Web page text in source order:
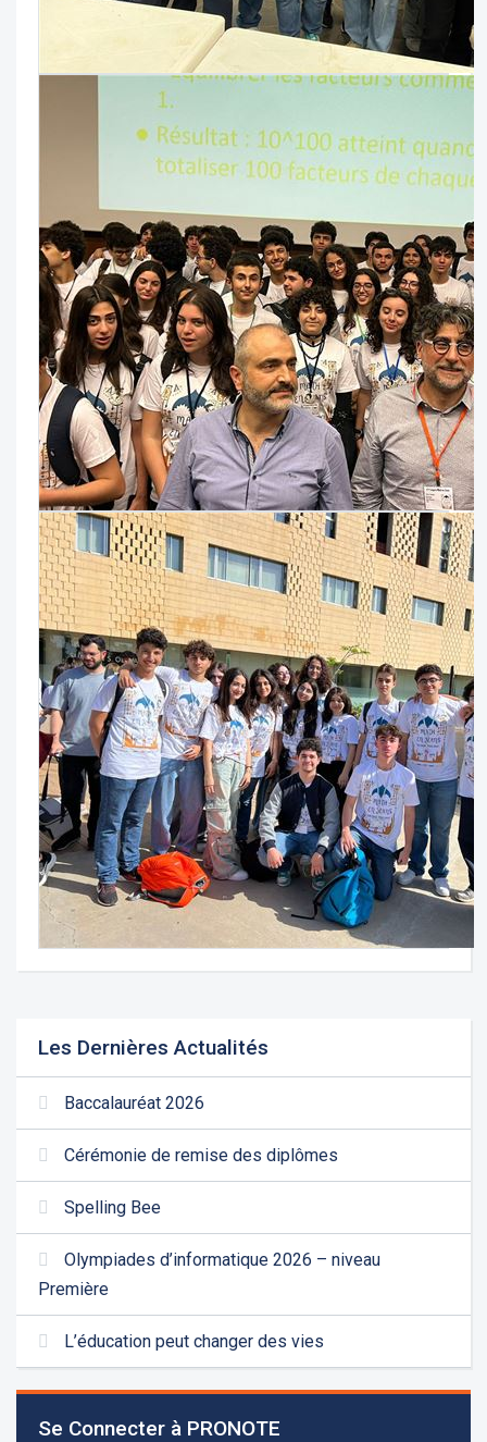
Les Dernières Actualités
Baccalauréat 2026
Cérémonie de remise des diplômes
Spelling Bee
Olympiades d’informatique 2026 – niveau
Première
L’éducation peut changer des vies
Se Connecter à PRONOTE